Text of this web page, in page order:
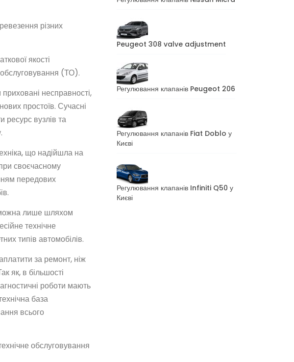
різних
якості
обслуговування (ТО).
несправності,
простоїв. Сучасні
ресурс вузлів та
що надійшла на
своєчасному
передових
можна лише шляхом
технічне
типів автомобілів.
за ремонт, ніж
як, в більшості
роботи мають
база
всього
обслуговування
Peugeot 308 valve adjustment
Регулювання клапанів Peugeot 206
Регулювання клапанів Fiat Doblo у
Києві
Регулювання клапанів Infiniti Q50 у
Києві